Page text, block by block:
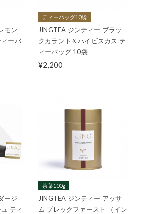
モン
ィーバ
ティーバッグ10袋
JINGTEA ジンティー ブラッ
クカラント＆ハイビスカス テ
ィーバッグ 10袋
¥2,200
ージ
ティ
茶葉100g
JINGTEA ジンティー アッサ
ム ブレックファースト （イン